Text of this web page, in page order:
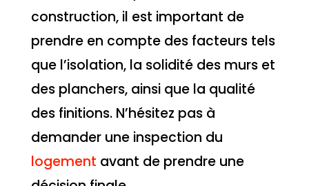
construction, il est important de
prendre en compte des facteurs tels
que l’isolation, la solidité des murs et
des planchers, ainsi que la qualité
des finitions. N’hésitez pas à
demander une inspection du
logement avant de prendre une